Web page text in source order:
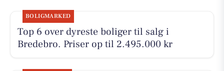
BOLIGMARKED
Top 6 over dyreste boliger til salg i
Bredebro. Priser op til 2.495.000 kr